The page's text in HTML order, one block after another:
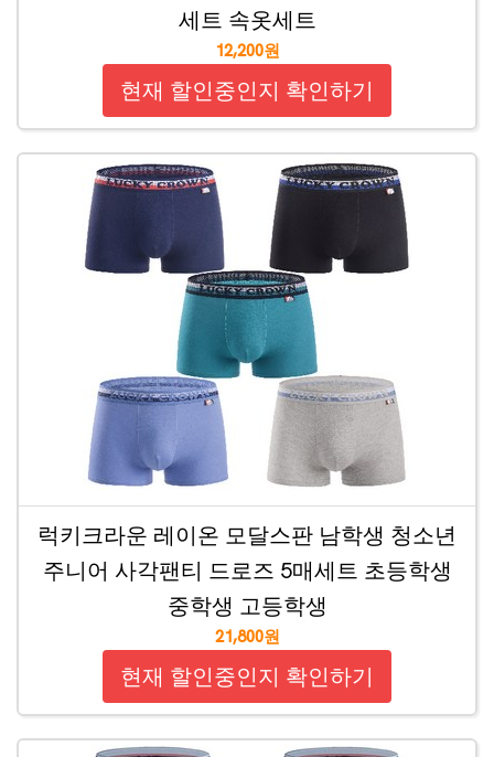
세트 속옷세트
12,200원
현재 할인중인지 확인하기
럭키크라운 레이온 모달스판 남학생 청소년
주니어 사각팬티 드로즈 5매세트 초등학생
중학생 고등학생
21,800원
현재 할인중인지 확인하기